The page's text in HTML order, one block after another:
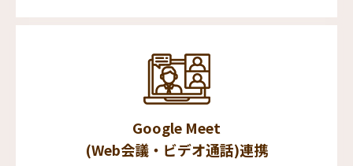
Google Meet
(Web会議・ビデオ通話)連携